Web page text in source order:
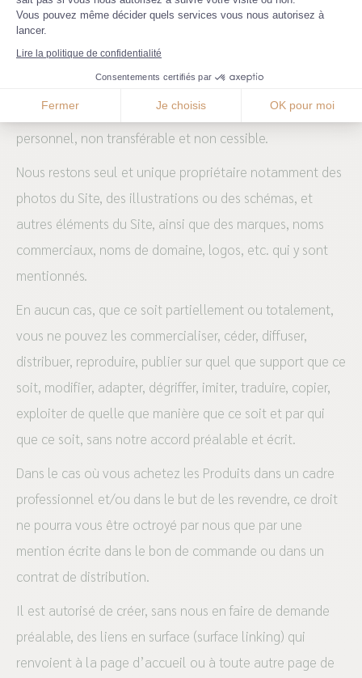
Article 4. Produits et droits de Propriété
Intellectuelle :
Votre droit d’utilisation des Produits est strictement
personnel, non transférable et non cessible.
Nous restons seul et unique propriétaire notamment des
photos du Site, des illustrations ou des schémas, et
autres éléments du Site, ainsi que des marques, noms
commerciaux, noms de domaine, logos, etc. qui y sont
mentionnés.
En aucun cas, que ce soit partiellement ou totalement,
vous ne pouvez les commercialiser, céder, diffuser,
distribuer, reproduire, publier sur quel que support que ce
soit, modifier, adapter, dégriffer, imiter, traduire, copier,
exploiter de quelle que manière que ce soit et par qui
que ce soit, sans notre accord préalable et écrit.
Dans le cas où vous achetez les Produits dans un cadre
professionnel et/ou dans le but de les revendre, ce droit
ne pourra vous être octroyé par nous que par une
mention écrite dans le bon de commande ou dans un
contrat de distribution.
Il est autorisé de créer, sans nous en faire de demande
préalable, des liens en surface (surface linking) qui
renvoient à la page d’accueil ou à toute autre page de
Vous pouvez même décider quels services vous nous autorisez à
lancer.
Lire la politique de confidentialité
Consentements certifiés par
Fermer Je choisis OK pour moi